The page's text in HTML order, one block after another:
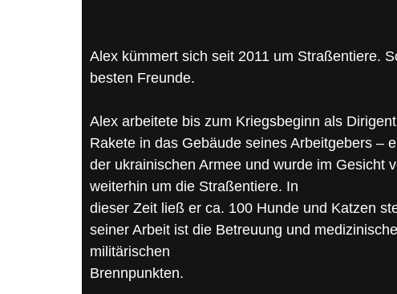
Alex kümmert sich seit 2011 um Straßentiere.
besten Freunde.
Alex arbeitete bis zum Kriegsbeginn als
Rakete in das Gebäude seines Arbeitgebers –
der ukrainischen Armee und wurde im Gesicht
weiterhin um die Straßentiere. In
dieser Zeit ließ er ca. 100 Hunde und Katzen
seiner Arbeit ist die Betreuung und
militärischen
Brennpunkten.